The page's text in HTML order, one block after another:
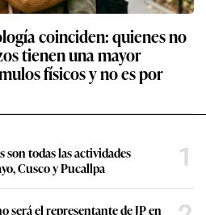
coinciden: quienes no
tienen una mayor
físicos y no es por
son todas las actividades
Cusco y Pucallpa
1
será el representante de JP en